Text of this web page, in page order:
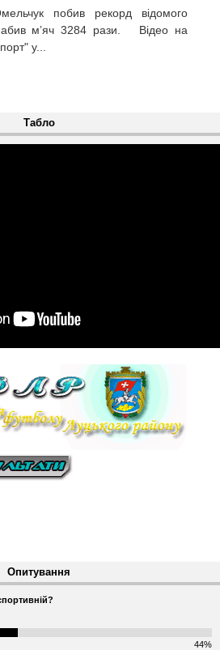
побив рекорд відомого
м’яч 3284 рази. Відео на
у...
Табло
Опитування
44%